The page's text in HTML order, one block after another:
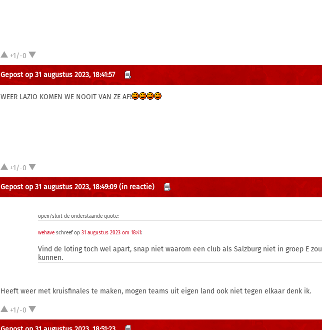
+1/-0
Gepost op 31 augustus 2023, 18:41:57
WEER LAZIO KOMEN WE NOOIT VAN ZE AF!
+1/-0
Gepost op 31 augustus 2023, 18:49:09 (in reactie)
open/sluit de onderstaande quote:
wehave schreef op31 augustus 2023 om 18:41:
Vind de loting toch wel apart, snap niet waarom een club als Salzburg niet in groep E zou
kunnen.
Heeft weer met kruisfinales te maken, mogen teams uit eigen land ook niet tegen elkaar denk ik.
+1/-0